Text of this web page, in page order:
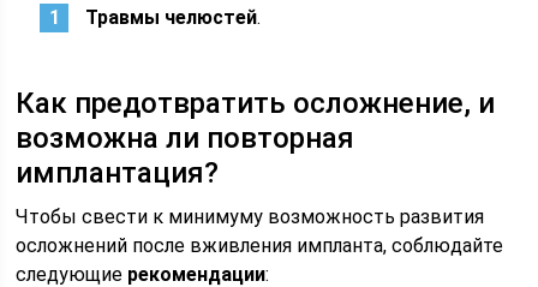
Травмы челюстей.
Как предотвратить осложнение, и
возможна ли повторная
имплантация?
Чтобы свести к минимуму возможность развития
осложнений после вживления импланта, соблюдайте
следующие рекомендации: